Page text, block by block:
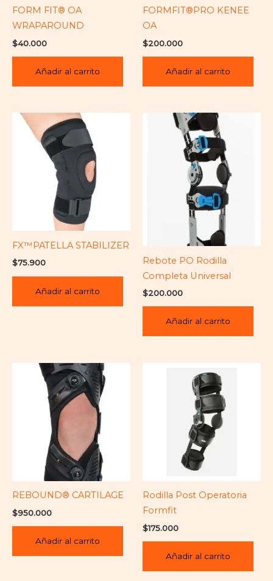
FORM FIT® OA
WRAPAROUND
$40.000
Añadir al carrito
FORMFIT®PRO KENEE
OA
$200.000
Añadir al carrito
FX™PATELLA STABILIZER
$75.900
Añadir al carrito
Rebote PO Rodilla
Completa Universal
$200.000
Añadir al carrito
REBOUND® CARTILAGE
$950.000
Añadir al carrito
Rodilla Post Operatoria
Formfit
$175.000
Añadir al carrito